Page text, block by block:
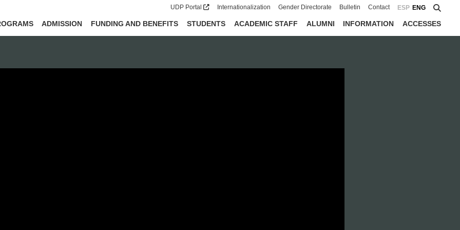
UDP Portal Internationalization Gender Directorate Bulletin Contact ESP ENG
ADMISSION FUNDING AND BENEFITS STUDENTS ACADEMIC STAFF ALUMNI INFORMATION ACCESSES